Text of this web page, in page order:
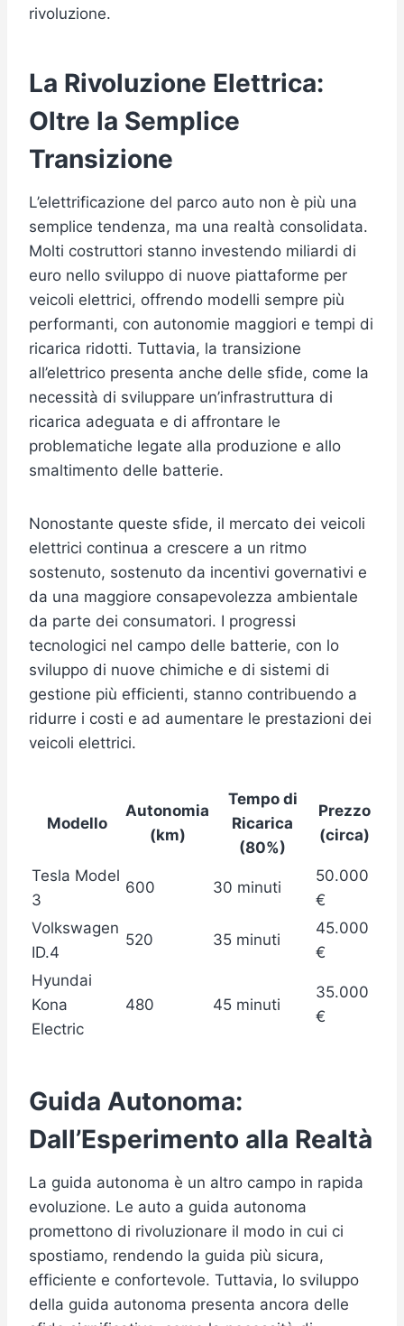
rivoluzione.
La Rivoluzione Elettrica:
Oltre la Semplice
Transizione
L’elettrificazione del parco auto non è più una
semplice tendenza, ma una realtà consolidata.
Molti costruttori stanno investendo miliardi di
euro nello sviluppo di nuove piattaforme per
veicoli elettrici, offrendo modelli sempre più
performanti, con autonomie maggiori e tempi di
ricarica ridotti. Tuttavia, la transizione
all’elettrico presenta anche delle sfide, come la
necessità di sviluppare un’infrastruttura di
ricarica adeguata e di affrontare le
problematiche legate alla produzione e allo
smaltimento delle batterie.
Nonostante queste sfide, il mercato dei veicoli
elettrici continua a crescere a un ritmo
sostenuto, sostenuto da incentivi governativi e
da una maggiore consapevolezza ambientale
da parte dei consumatori. I progressi
tecnologici nel campo delle batterie, con lo
sviluppo di nuove chimiche e di sistemi di
gestione più efficienti, stanno contribuendo a
ridurre i costi e ad aumentare le prestazioni dei
veicoli elettrici.
Modello
Autonomia
(km)
Tempo di
Ricarica
(80%)
Prezzo
(circa)
Tesla Model
3
600 30 minuti
50.000
€
Volkswagen
ID.4
520 35 minuti
45.000
€
Hyundai
Kona
Electric
480 45 minuti
35.000
€
Guida Autonoma:
Dall’Esperimento alla Realtà
La guida autonoma è un altro campo in rapida
evoluzione. Le auto a guida autonoma
promettono di rivoluzionare il modo in cui ci
spostiamo, rendendo la guida più sicura,
efficiente e confortevole. Tuttavia, lo sviluppo
della guida autonoma presenta ancora delle